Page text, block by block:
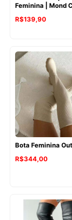
Feminina | Mond
R$139,90
Bota Feminina
R$344,00